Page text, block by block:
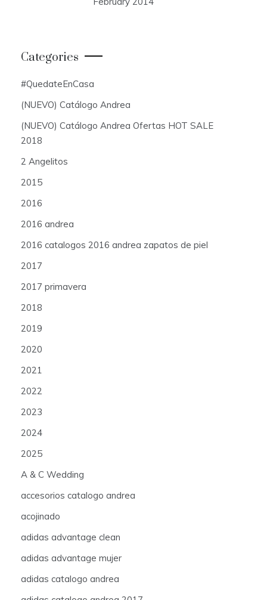
Categories
#QuedateEnCasa
(NUEVO) Catálogo Andrea
(NUEVO) Catálogo Andrea Ofertas HOT SALE
2018
2 Angelitos
2015
2016
2016 andrea
2016 catalogos 2016 andrea zapatos de piel
2017
2017 primavera
2018
2019
2020
2021
2022
2023
2024
2025
A & C Wedding
accesorios catalogo andrea
acojinado
adidas advantage clean
adidas advantage mujer
adidas catalogo andrea